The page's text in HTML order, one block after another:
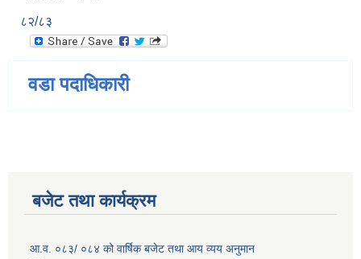
८२/८३
वडा पदाधिकारी
बजेट तथा कार्यक्रम
आ.व. ०८३/ ०८४ को वार्षिक बजेट तथा आय व्यय अनुमान